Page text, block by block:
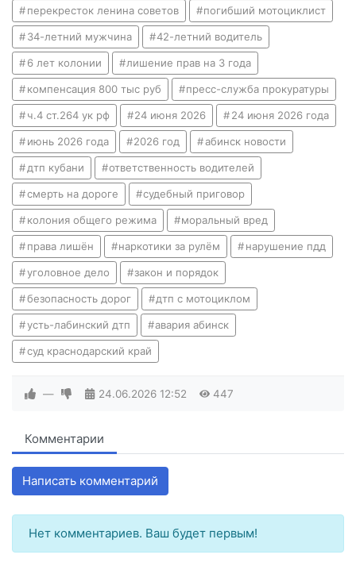
перекресток ленина советов погибший мотоциклист
34-летний мужчина 42-летний водитель
6 лет колонии лишение прав на 3 года
компенсация 800 тыс руб пресс-служба прокуратуры
ч.4 ст.264 ук рф 24 июня 2026 24 июня 2026 года
июнь 2026 года 2026 год абинск новости
дтп кубани ответственность водителей
смерть на дороге судебный приговор
колония общего режима моральный вред
права лишён наркотики за рулём нарушение пдд
уголовное дело закон и порядок
безопасность дорог дтп с мотоциклом
усть-лабинский дтп авария абинск
суд краснодарский край
— 24.06.2026 12:52 447
Комментарии
Написать комментарий
Нет комментариев. Ваш будет первым!